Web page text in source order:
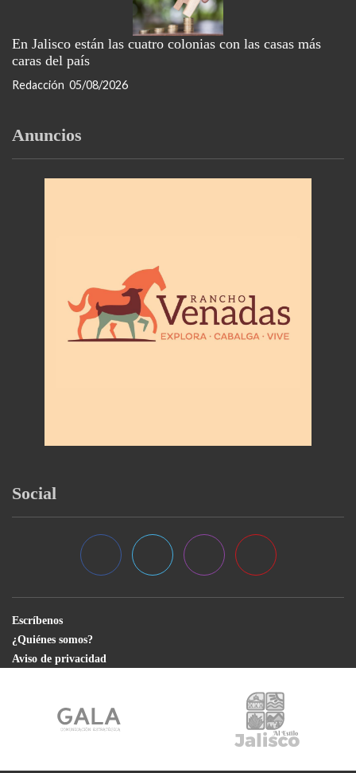
En Jalisco están las cuatro colonias con las casas más
caras del país
Redacción 05/08/2026
Anuncios
Social
Escríbenos
¿Quiénes somos?
Aviso de privacidad